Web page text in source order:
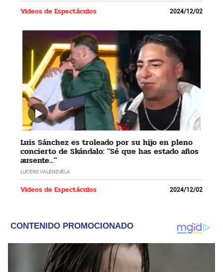
Videos de Espectáculos 2024/12/02
Luis Sánchez es troleado por su hijo en pleno
concierto de Skándalo: "Sé que has estado años
ausente..."
LUCERO VALENZUELA
Videos de Espectáculos 2024/12/02